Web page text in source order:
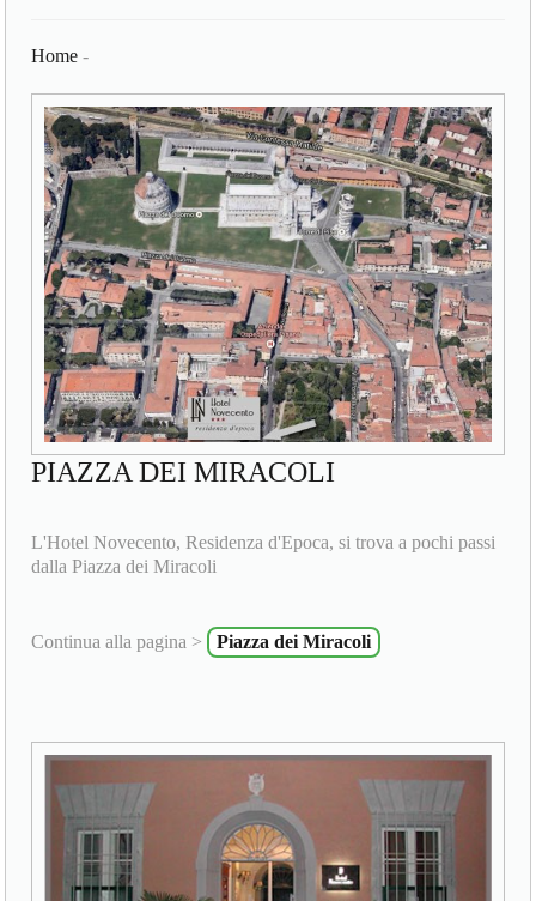
Home -
PIAZZA DEI MIRACOLI
L'Hotel Novecento, Residenza d'Epoca, si trova a pochi passi
dalla Piazza dei Miracoli
Continua alla pagina > Piazza dei Miracoli